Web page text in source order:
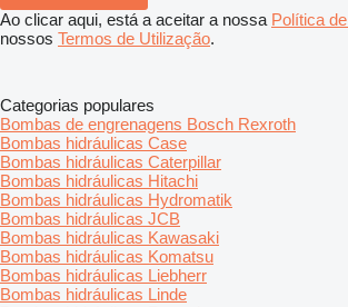
Ao clicar aqui, está a aceitar a nossa Política
nossos Termos de Utilização.
Categorias populares
Bombas de engrenagens Bosch Rexroth
Bombas hidráulicas Case
Bombas hidráulicas Caterpillar
Bombas hidráulicas Hitachi
Bombas hidráulicas Hydromatik
Bombas hidráulicas JCB
Bombas hidráulicas Kawasaki
Bombas hidráulicas Komatsu
Bombas hidráulicas Liebherr
Bombas hidráulicas Linde